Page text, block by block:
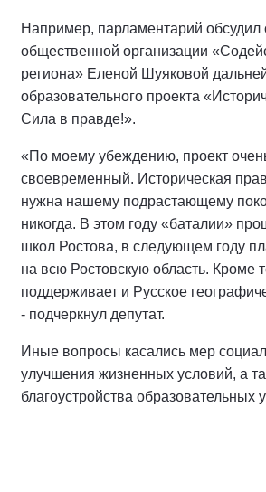
Например, парламентарий обсудил
общественной организации
региона» Еленой Шуяковой
образовательного проекта
Сила в правде!».
«По моему убеждению, проект
своевременный. Историческая
нужна нашему подрастающему
никогда. В этом году «баталии»
школ Ростова, в следующем году
на всю Ростовскую область. Кроме
поддерживает и Русское
- подчеркнул депутат.
Иные вопросы касались мер
улучшения жизненных условий, а
благоустройства образовательных